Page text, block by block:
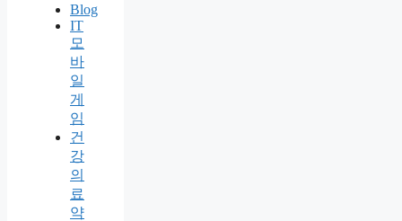
Blog
IT
모
바
일
게
임
건
강
의
료
약